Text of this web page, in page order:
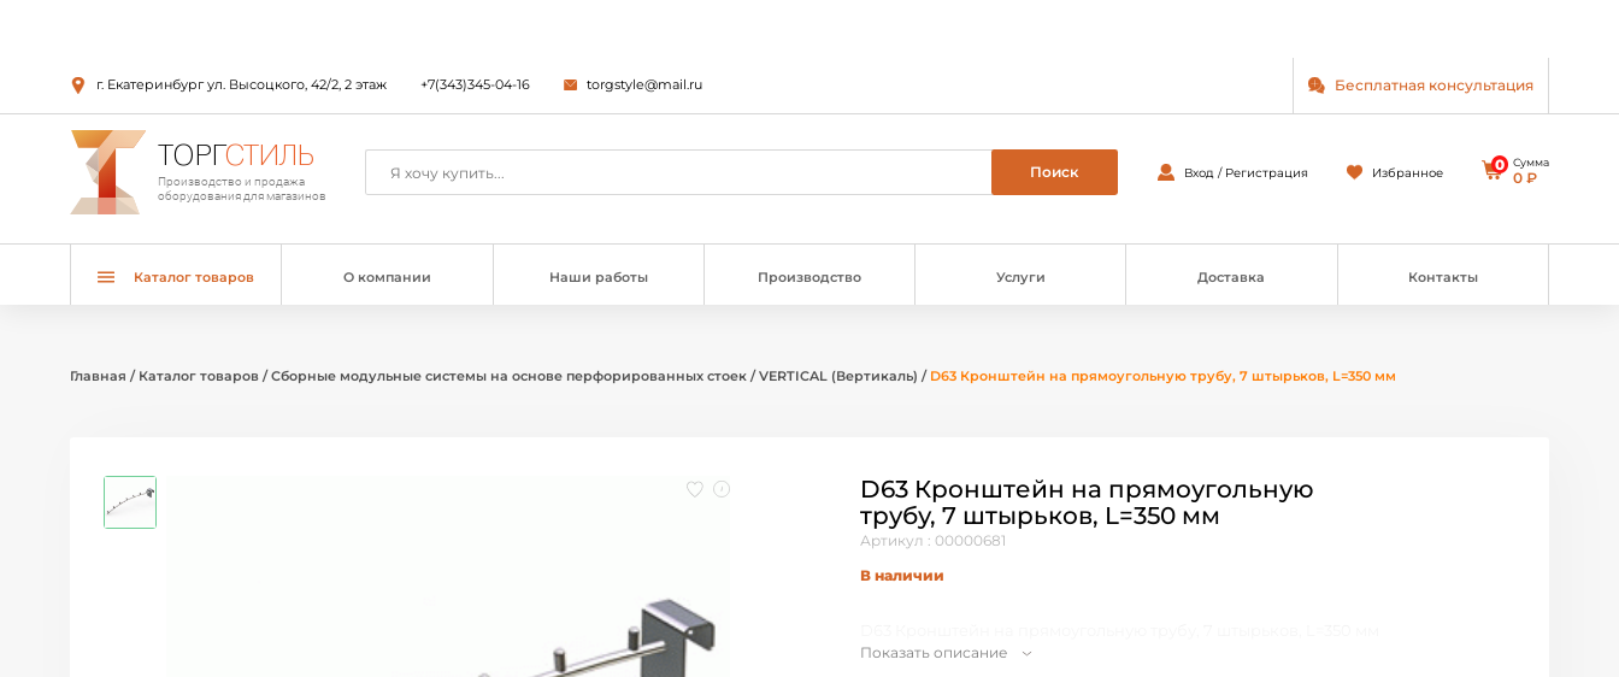
г. Екатеринбург ул. Высоцкого, 42/2, 2 этаж +7(343)345-04-16 torgstyle@mail.ru Бесплатная консультация
ТОРГСТИЛЬ
Производство и продажа
оборудования для магазинов
Вход / Регистрация Избранное 0 Сумма
0 ₽
Каталог товаров О компании Наши работы Производство Услуги Доставка Контакты
Главная / Каталог товаров /Сборные модульные системы на основе перфорированных стоек /VERTICAL (Вертикаль) / D63 Кронштейн на прямоугольную трубу, 7 штырьков, L=350 мм
D63 Кронштейн на прямоугольную
трубу, 7 штырьков, L=350 мм
Артикул : 00000681
В наличии
Показать описание